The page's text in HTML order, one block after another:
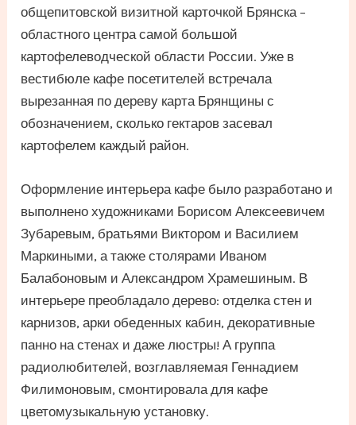
общепитовской визитной карточкой Брянска –
областного центра самой большой
картофелеводческой области России. Уже в
вестибюле кафе посетителей встречала
вырезанная по дереву карта Брянщины с
обозначением, сколько гектаров засевал
картофелем каждый район.
Оформление интерьера кафе было разработано и
выполнено художниками Борисом Алексеевичем
Зубаревым, братьями Виктором и Василием
Маркиными, а также столярами Иваном
Балабоновым и Александром Храмешиным. В
интерьере преобладало дерево: отделка стен и
карнизов, арки обеденных кабин, декоративные
панно на стенах и даже люстры! А группа
радиолюбителей, возглавляемая Геннадием
Филимоновым, смонтировала для кафе
цветомузыкальную установку.